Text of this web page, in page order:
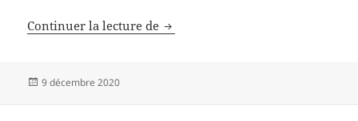
Continuer la lecture de Témoignages après incendies
Publié
9 décembre 2020